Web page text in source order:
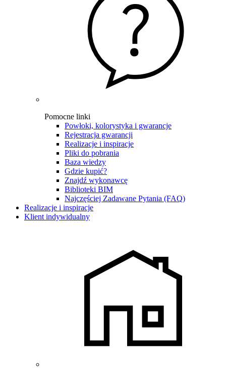
Pomocne linki
Powłoki, kolorystyka i gwarancje
Rejestracja gwarancji
Realizacje i inspiracje
Pliki do pobrania
Baza wiedzy
Gdzie kupić?
Znajdź wykonawcę
Biblioteki BIM
Najczęściej Zadawane Pytania (FAQ)
Realizacje i inspiracje
Klient indywidualny